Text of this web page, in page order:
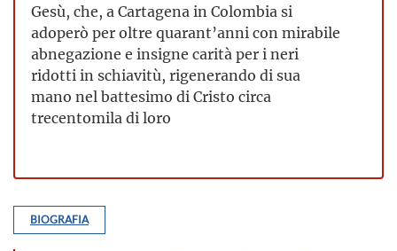
Gesù, che, a Cartagena in Colombia si
adoperò per oltre quarant’anni con mirabile
abnegazione e insigne carità per i neri
ridotti in schiavitù, rigenerando di sua
mano nel battesimo di Cristo circa
trecentomila di loro
BIOGRAFIA